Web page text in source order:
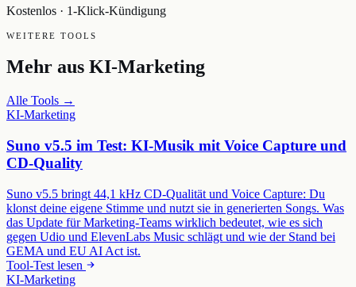
Kostenlos · 1-Klick-Kündigung
WEITERE TOOLS
Mehr aus KI-Marketing
Alle Tools →
KI-Marketing
Suno v5.5 im Test: KI-Musik mit Voice Capture und
CD-Quality
Suno v5.5 bringt 44,1 kHz CD-Qualität und Voice Capture: Du
klonst deine eigene Stimme und nutzt sie in generierten Songs. Was
das Update für Marketing-Teams wirklich bedeutet, wie es sich
gegen Udio und ElevenLabs Music schlägt und wie der Stand bei
GEMA und EU AI Act ist.
Tool-Test lesen
KI-Marketing